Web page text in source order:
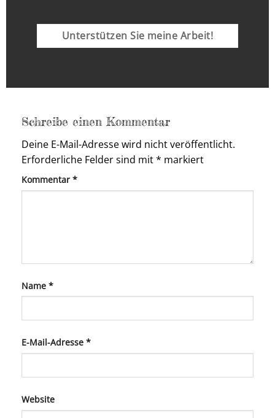
Unterstützen Sie meine Arbeit!
Schreibe einen Kommentar
Deine E-Mail-Adresse wird nicht veröffentlicht.
Erforderliche Felder sind mit* markiert
Kommentar *
Name *
E-Mail-Adresse *
Website